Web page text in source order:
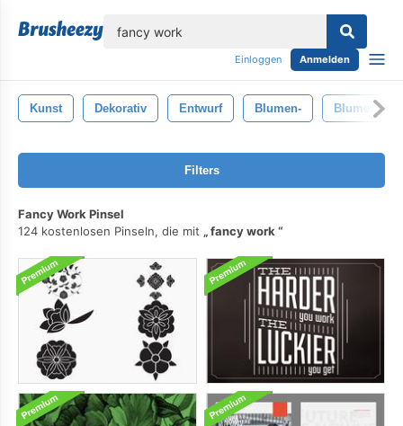
Einloggen Anmelden
Kunst Dekorativ Entwurf Blumen- Blume
Filters
Fancy Work Pinsel
124 kostenlosen Pinseln, die mit
fancy work